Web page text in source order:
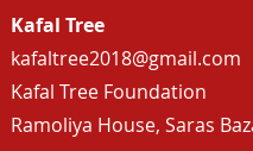
Kafal Tree
kafaltree2018@gmail.com
Kafal Tree Foundation
Ramoliya House, Saras